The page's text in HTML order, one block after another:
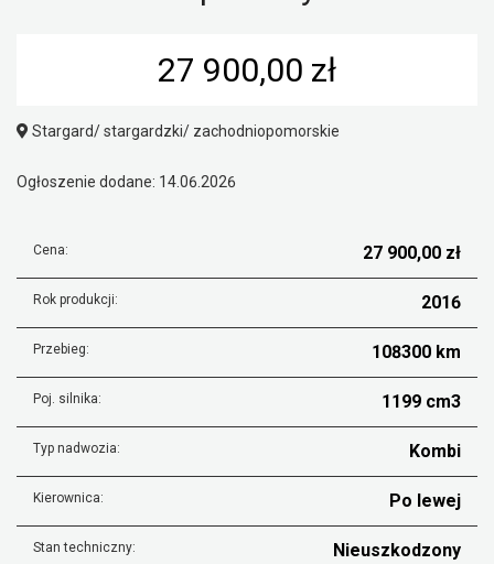
27 900,00 zł
Stargard/ stargardzki/ zachodniopomorskie
Ogłoszenie dodane: 14.06.2026
Cena: 27 900,00 zł
Rok produkcji: 2016
Przebieg: 108300 km
Poj. silnika: 1199 cm3
Typ nadwozia: Kombi
Kierownica: Po lewej
Stan techniczny: Nieuszkodzony